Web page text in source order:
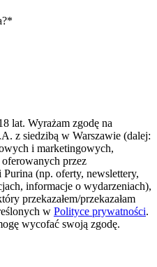
lat. Wyrażam zgodę na
z siedzibą w Warszawie (dalej:
i marketingowych,
przez
(np. oferty, newslettery,
informacje o wydarzeniach),
przekazałem/przekazałam
w Polityce prywatności.
wycofać swoją zgodę.